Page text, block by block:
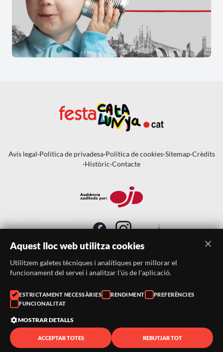
Avís legal·Política de privadesa·Política de cookies·Sitemap·Crèdits
·Històric·Contacte
SUBSCRIU-TE AL BUTLLETÍ
Telèfon:
938046359
Correu:
© 2026 ·FestaCatalunya
— Tots els drets reservats · Web
desenvolupada amb ❤️ perCompsaOnline
Aquest lloc web utilitza cookies
Utilitzem galetes tècniques i analítiques per millorar el
funcionament del servei i analitzar l'ús de l'aplicació.
ESTRICTAMENT NECESSÀRIES RENDIMENT
PREFERÈNCIES
FUNCIONALITAT
MOSTRAR DETALLS
ACCEPTAR TOTES REBUTJAR TOT